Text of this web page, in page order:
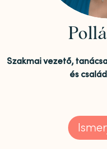
Szakmai vezető,
és